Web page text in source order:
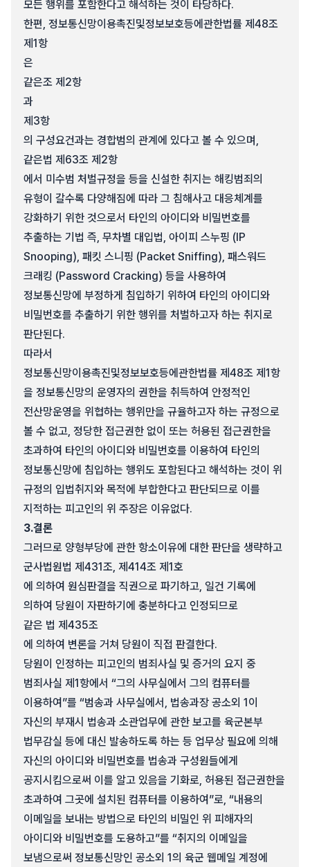
모든 행위를 포함한다고 해석하는 것이 타당하다.
한편, 정보통신망이용촉진및정보보호등에관한법률 제48조
제1항
은
같은조 제2항
과
제3항
의 구성요건과는 경합범의 관계에 있다고 볼 수 있으며,
같은법 제63조 제2항
에서 미수범 처벌규정을 등을 신설한 취지는 해킹범죄의
유형이 갈수록 다양해짐에 따라 그 침해사고 대응체계를
강화하기 위한 것으로서 타인의 아이디와 비밀번호를
추출하는 기법 즉, 무차별 대입법, 아이피 스누핑 (IP
Snooping), 패킷 스니핑 (Packet Sniffing), 패스워드
크래킹 (Password Cracking) 등을 사용하여
정보통신망에 부정하게 침입하기 위하여 타인의 아이디와
비밀번호를 추출하기 위한 행위를 처벌하고자 하는 취지로
판단된다.
따라서
정보통신망이용촉진및정보보호등에관한법률 제48조 제1항
을 정보통신망의 운영자의 권한을 취득하여 안정적인
전산망운영을 위협하는 행위만을 규율하고자 하는 규정으로
볼 수 없고, 정당한 접근권한 없이 또는 허용된 접근권한을
초과하여 타인의 아이디와 비밀번호를 이용하여 타인의
정보통신망에 침입하는 행위도 포함된다고 해석하는 것이 위
규정의 입법취지와 목적에 부합한다고 판단되므로 이를
지적하는 피고인의 위 주장은 이유없다.
3.결론
그러므로 양형부당에 관한 항소이유에 대한 판단을 생략하고
군사법원법 제431조, 제414조 제1호
에 의하여 원심판결을 직권으로 파기하고, 일건 기록에
의하여 당원이 자판하기에 충분하다고 인정되므로
같은 법 제435조
에 의하여 변론을 거쳐 당원이 직접 판결한다.
당원이 인정하는 피고인의 범죄사실 및 증거의 요지 중
범죄사실 제1항에서 “그의 사무실에서 그의 컴퓨터를
이용하여”를 “범송과 사무실에서, 법송과장 공소외 1이
자신의 부재시 법송과 소관업무에 관한 보고를 육군본부
법무감실 등에 대신 발송하도록 하는 등 업무상 필요에 의해
자신의 아이디와 비밀번호를 법송과 구성원들에게
공지시킴으로써 이를 알고 있음을 기화로, 허용된 접근권한을
초과하여 그곳에 설치된 컴퓨터를 이용하여”로, “내용의
이메일을 보내는 방법으로 타인의 비밀인 위 피해자의
아이디와 비밀번호를 도용하고”를 “취지의 이메일을
보냄으로써 정보통신망인 공소외 1의 육군 웹메일 계정에